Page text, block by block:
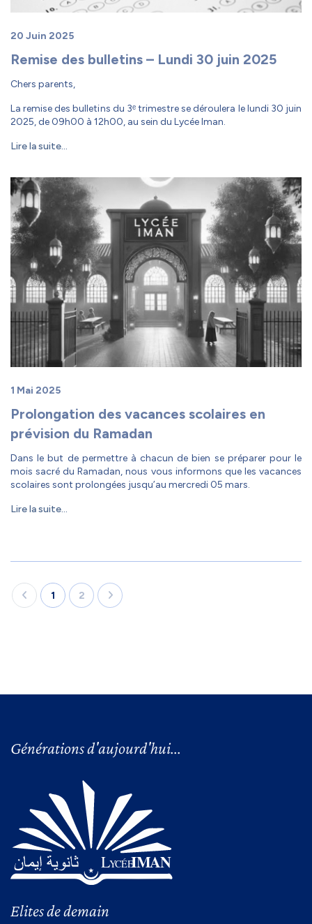
Remise des bulletins – Lundi 30 juin 2025
20 Juin 2025
Chers parents,
La remise des bulletins du 3ᵉ trimestre se déroulera le lundi 30 juin
2025, de 09h00 à 12h00, au sein du Lycée Iman.
Lire la suite...
Prolongation des vacances scolaires en
prévision du Ramadan
1 Mai 2025
Dans le but de permettre à chacun de bien se préparer pour le
mois sacré du Ramadan, nous vous informons que les vacances
scolaires sont prolongées jusqu’au mercredi 05 mars.
Lire la suite...
1 2
Générations d'aujourd'hui...
Elites de demain